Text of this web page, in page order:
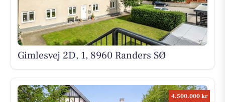
Gimlesvej 2D, 1, 8960 Randers SØ
4.500.000 kr